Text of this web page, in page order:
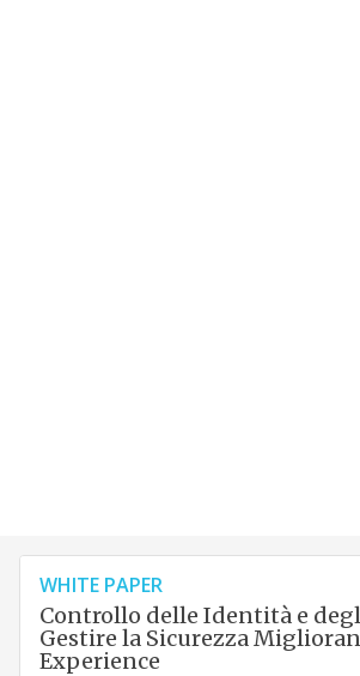
WHITE PAPER
Controllo delle Identità e
Gestire la Sicurezza
Experience